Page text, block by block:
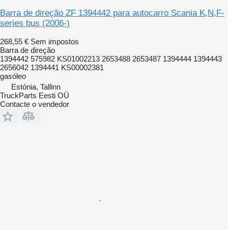
Barra de direção ZF 1394442 para autocarro Scania K,N,F-
series bus (2006-)
268,55 € Sem impostos
Barra de direção
1394442 575982 KS01002213 2653488 2653487 1394444 1394443
2656042 1394441 KS00002381
gasóleo
Estónia, Tallinn
TruckParts Eesti OÜ
Contacte o vendedor